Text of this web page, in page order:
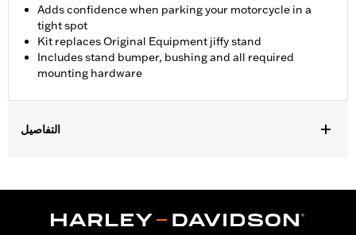
Adds confidence when parking your motorcycle in a
tight spot
Kit replaces Original Equipment jiffy stand
Includes stand bumper, bushing and all required
mounting hardware
التفاصيل
footboards, Burst footboards, or Rider Running Boards P/N
50500158.